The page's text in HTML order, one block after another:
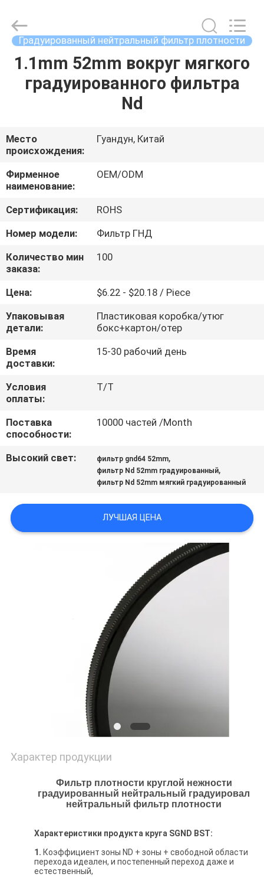
ДОМ
О
НАС
ПУТЕШЕСТВИЕ
ФАБРИКИ
ПРОВЕРКА
КАЧЕСТВА
СВЯЖИТЕСЬ
МЫ
СПРОСИТЕ
ЦИТАТУ
КАРТА
POLICY
Technology
Ltd..
Rights Градуированный нейтральный фильтр плотности
1.1mm 52mm вокруг мягкого
градуированного фильтра
Nd
Место
происхождения:
Гуандун, Китай
Фирменное
наименование:
OEM/ODM
Сертификация:
ROHS
Номер модели:
Фильтр ГНД
Количество мин
заказа:
100
Цена:
$6.22 - $20.18 / Piece
Упаковывая
детали:
Пластиковая коробка/утюг
бокс+картон/отер
Время
доставки:
15-30 рабочий день
Условия
оплаты:
Т/Т
Поставка
способности:
10000 частей /Month
Высокий свет: фильтр gnd64 52mm,
фильтр Nd 52mm градуированный,
фильтр Nd 52mm мягкий градуированный
ЛУЧШАЯ ЦЕНА
Характер продукции
Фильтр плотности круглой нежности
градуированный нейтральный градуировал
нейтральный фильтр плотности
Характеристики продукта круга SGND BST:
1. Коэффициент зоны ND + зоны + свободной области
перехода идеален, и постепенный переход даже и
естественный,